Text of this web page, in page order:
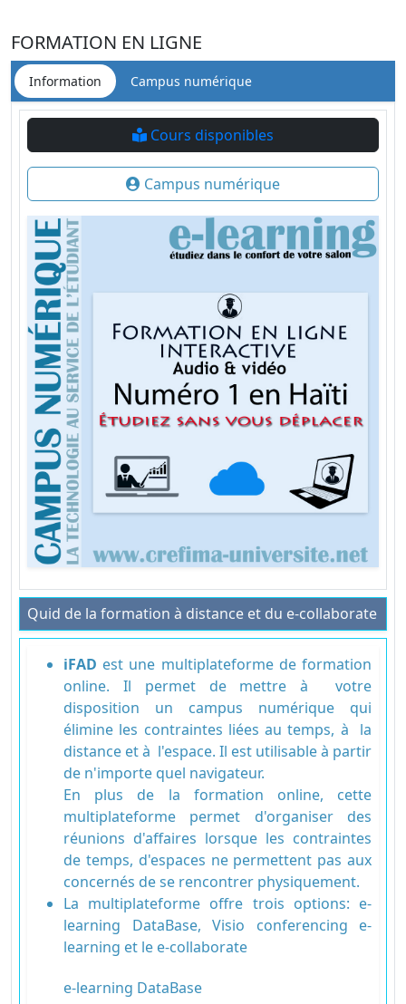
FORMATION EN LIGNE
Information Campus numérique
Cours disponibles
Campus numérique
Quid de la formation à distance et du e-collaborate
iFAD est une multiplateforme de formation
online. Il permet de mettre à votre
disposition un campus numérique qui
élimine les contraintes liées au temps, à la
distance et à l'espace. Il est utilisable à partir
de n'importe quel navigateur.
En plus de la formation online, cette
multiplateforme permet d'organiser des
réunions d'affaires lorsque les contraintes
de temps, d'espaces ne permettent pas aux
concernés de se rencontrer physiquement.
La multiplateforme offre trois options: e-
learning DataBase, Visio conferencing e-
learning et le e-collaborate
e-learning DataBase